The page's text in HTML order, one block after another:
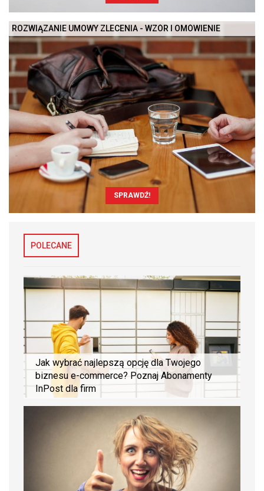
ROZWIĄZANIE UMOWY ZLECENIA - WZÓR I OMÓWIENIE
SPRAWDŹ!
POLECANE
Jak wybrać najlepszą opcję dla Twojego
biznesu e-commerce? Poznaj Abonamenty
InPost dla firm